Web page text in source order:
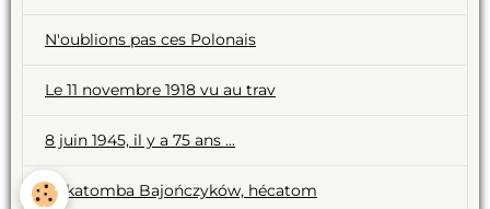
N'oublions pas ces Polonais
Le 11 novembre 1918 vu au trav
8 juin 1945, il y a 75 ans ...
Hekatomba Bajończyków, hécatom